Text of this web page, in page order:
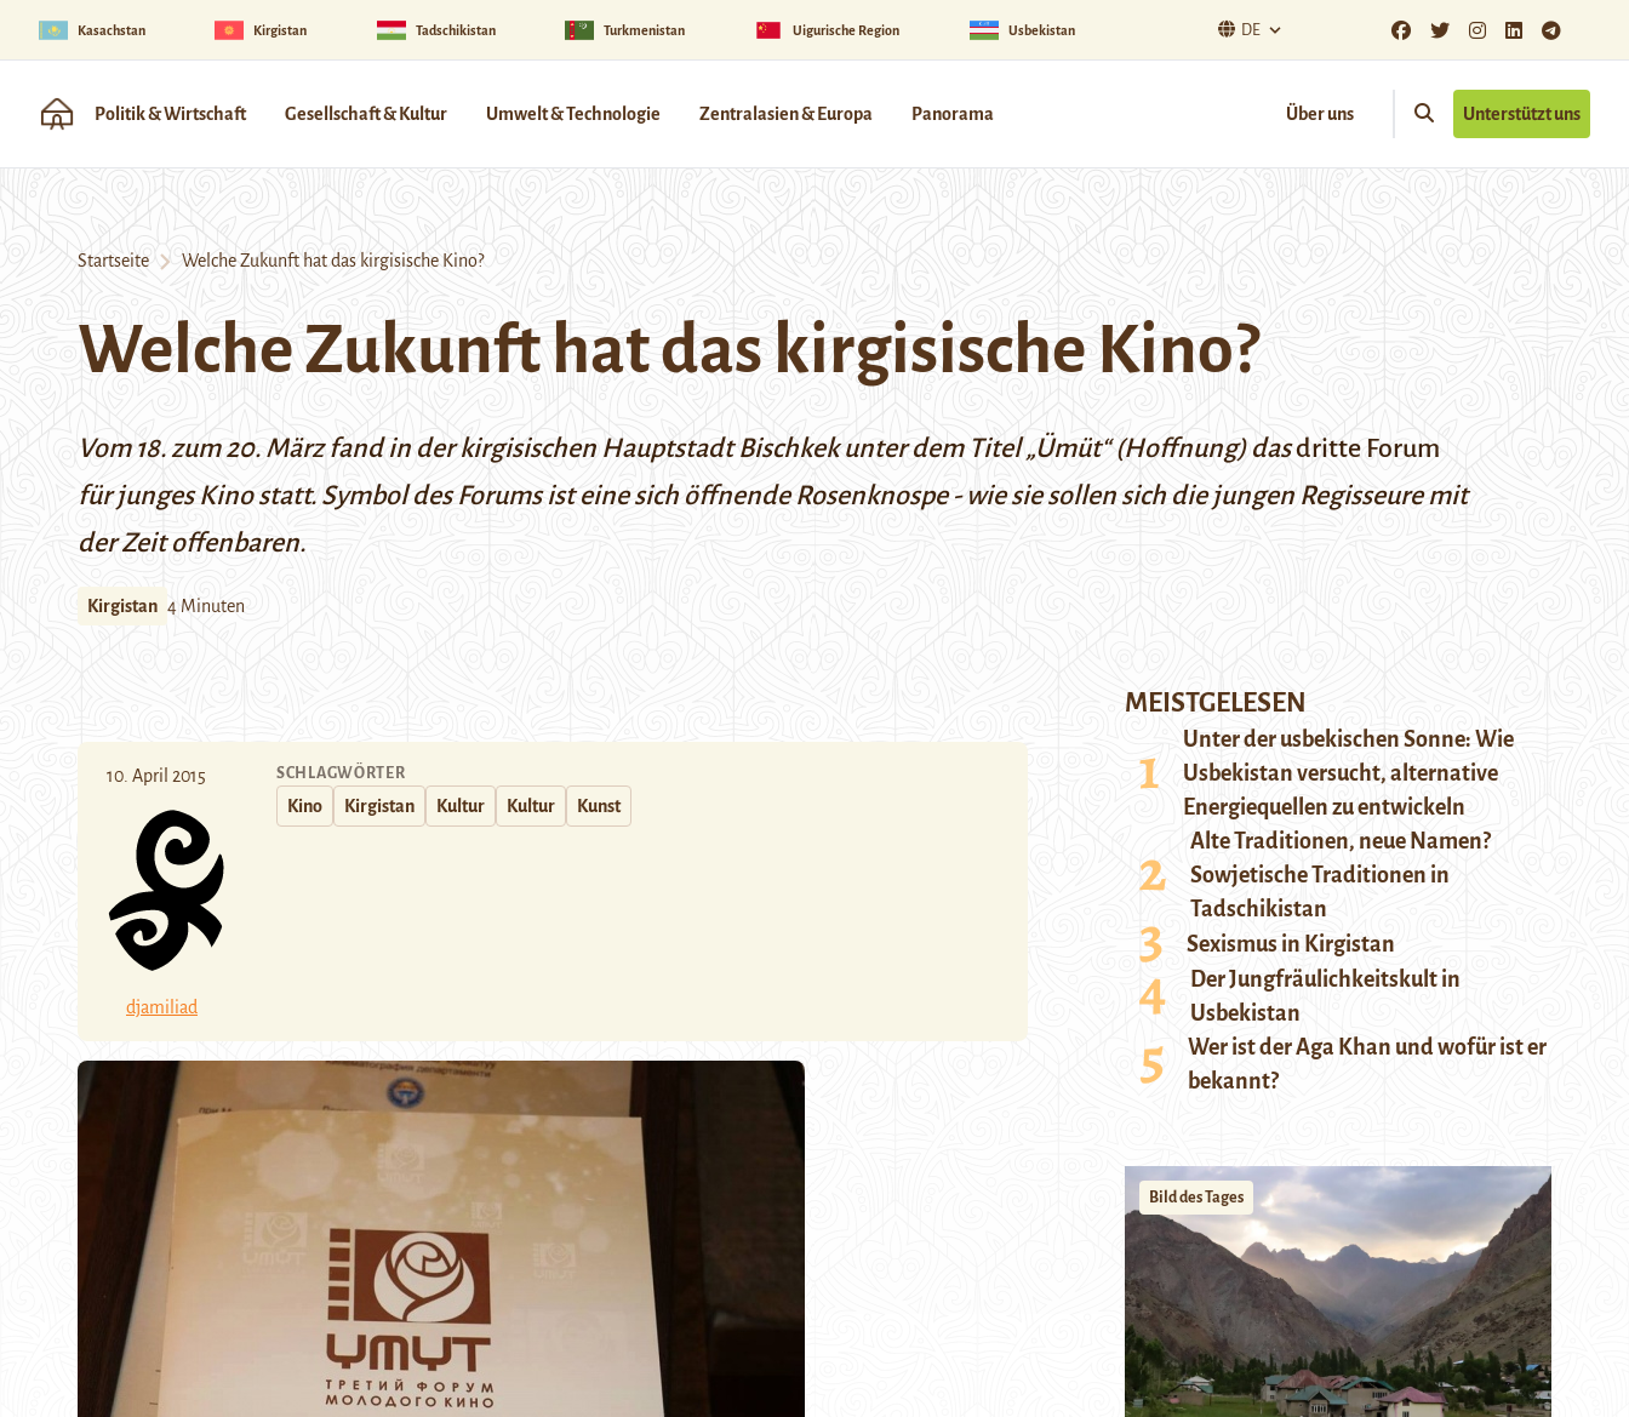
Kasachstan Kirgistan Tadschikistan Turkmenistan Uigurische Region Usbekistan DE
Politik & Wirtschaft Gesellschaft & Kultur Umwelt & Technologie Zentralasien & Europa Panorama Über uns Unterstützt uns
Startseite Welche Zukunft hat das kirgisische Kino?
Welche Zukunft hat das kirgisische Kino?
Vom 18. zum 20. März fand in der kirgisischen Hauptstadt Bischkek unter dem Titel „Ümüt“ (Hoffnung) dasdritte Forum
für junges Kino statt. Symbol des Forums ist eine sich öffnende Rosenknospe - wie sie sollen sich die jungen Regisseure mit
der Zeit offenbaren.
Kirgistan 4 Minuten
10. April 2015
djamiliad
SCHLAGWÖRTER
Kino Kirgistan Kultur Kultur Kunst
MEISTGELESEN
Unter der usbekischen Sonne: Wie
Usbekistan versucht, alternative
Energiequellen zu entwickeln
Alte Traditionen, neue Namen?
Sowjetische Traditionen in
Tadschikistan
Sexismus in Kirgistan
Der Jungfräulichkeitskult in
Usbekistan
Wer ist der Aga Khan und wofür ist er
bekannt?
Bild des Tages